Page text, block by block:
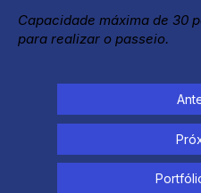
Capacidade máxima de 30
para realizar o passeio.